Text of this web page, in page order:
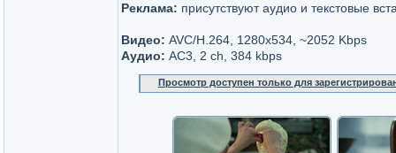
Реклама: присутствуют аудио и текстовые
Видео: AVC/H.264, 1280x534, ~2052 Kbps
Аудио: AC3, 2 ch, 384 kbps
Просмотр доступен только для